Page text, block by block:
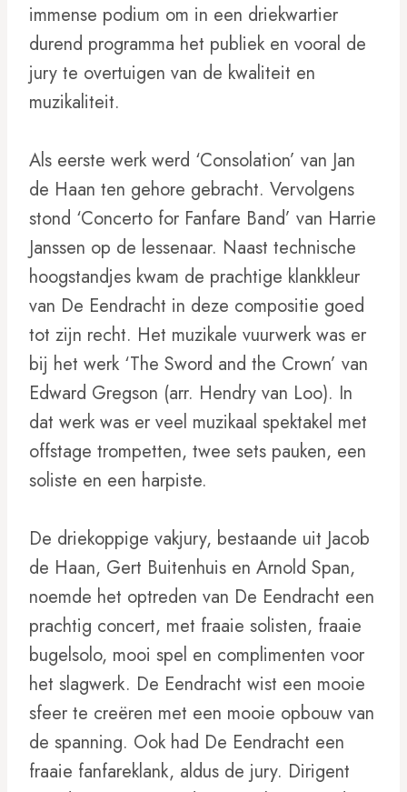
immense podium om in een driekwartier
durend programma het publiek en vooral de
jury te overtuigen van de kwaliteit en
muzikaliteit.
Als eerste werk werd ‘Consolation’ van Jan
de Haan ten gehore gebracht. Vervolgens
stond ‘Concerto for Fanfare Band’ van Harrie
Janssen op de lessenaar. Naast technische
hoogstandjes kwam de prachtige klankkleur
van De Eendracht in deze compositie goed
tot zijn recht. Het muzikale vuurwerk was er
bij het werk ‘The Sword and the Crown’ van
Edward Gregson (arr. Hendry van Loo). In
dat werk was er veel muzikaal spektakel met
offstage trompetten, twee sets pauken, een
soliste en een harpiste.
De driekoppige vakjury, bestaande uit Jacob
de Haan, Gert Buitenhuis en Arnold Span,
noemde het optreden van De Eendracht een
prachtig concert, met fraaie solisten, fraaie
bugelsolo, mooi spel en complimenten voor
het slagwerk. De Eendracht wist een mooie
sfeer te creëren met een mooie opbouw van
de spanning. Ook had De Eendracht een
fraaie fanfareklank, aldus de jury. Dirigent